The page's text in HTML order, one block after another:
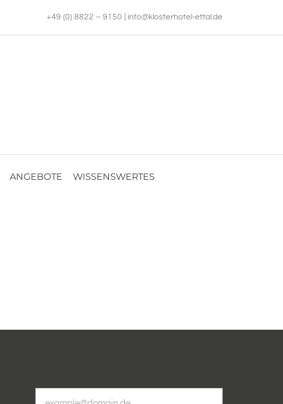
+49 (0) 8822 – 9150 |info@klosterhotel-ettal.de
ANGEBOTE WISSENSWERTES